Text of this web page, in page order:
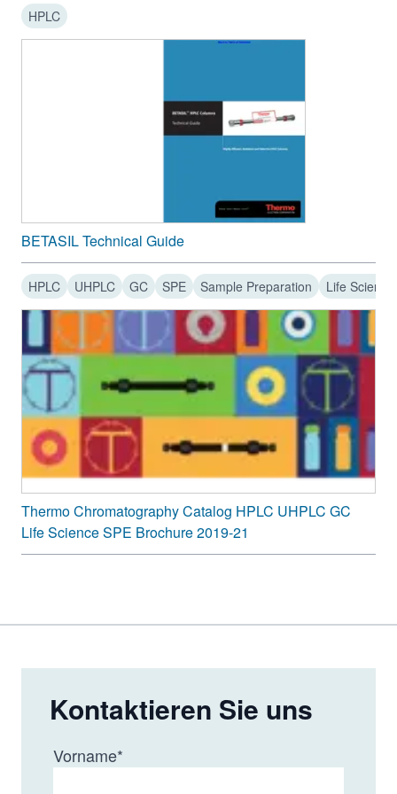
Diol Diol 5 µm
HPLC
BETASIL Technical Guide
HPLC UHPLC GC SPE Sample Preparation Life Science
Thermo Chromatography Catalog HPLC UHPLC GC
Life Science SPE Brochure 2019-21
Kontaktieren Sie uns
Vorname*